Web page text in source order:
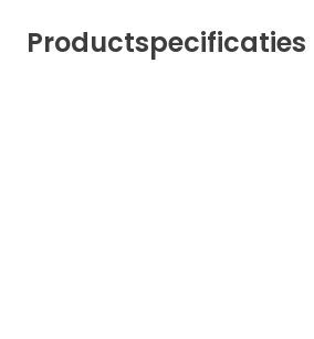
Productspecificaties